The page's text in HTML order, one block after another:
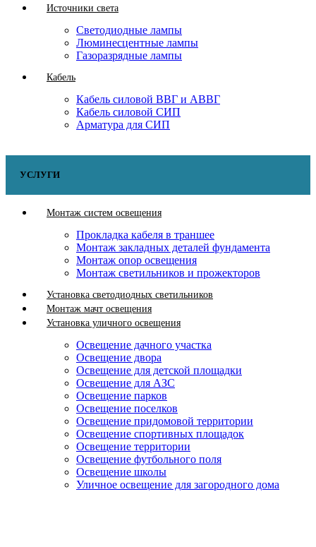
Источники света
Светодиодные лампы
Люминесцентные лампы
Газоразрядные лампы
Кабель
Кабель силовой ВВГ и АВВГ
Кабель силовой СИП
Арматура для СИП
УСЛУГИ
Монтаж систем освещения
Прокладка кабеля в траншее
Монтаж закладных деталей фундамента
Монтаж опор освещения
Монтаж светильников и прожекторов
Установка светодиодных светильников
Монтаж мачт освещения
Установка уличного освещения
Освещение дачного участка
Освещение двора
Освещение для детской площадки
Освещение для АЗС
Освещение парков
Освещение поселков
Освещение придомовой территории
Освещение спортивных площадок
Освещение территории
Освещение футбольного поля
Освещение школы
Уличное освещение для загородного дома